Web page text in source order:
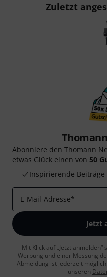
Zuletzt
Abonniere den Thomann
etwas Glück einen von 50
Inspirierende Beiträge
E-Mail-Adresse*
Jetzt
Mit Klick auf „Jetzt
Werbung und einer Messung
Abmeldung ist jederzeit
unseren